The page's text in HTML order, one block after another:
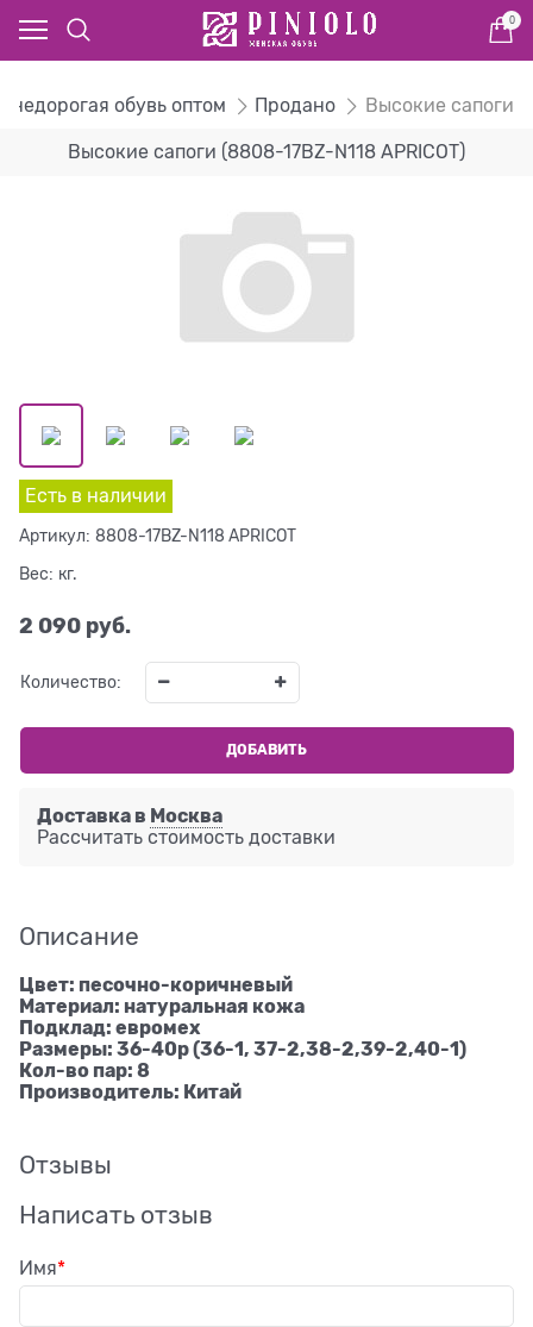
0
недорогая обувь оптом Продано Высокие сапоги
Высокие сапоги (8808-17BZ-N118 APRICOT)
Есть в наличии
Артикул: 8808-17BZ-N118 APRICOT
Вес: кг.
2 090 руб.
Количество:
ДОБАВИТЬ
Доставка в Москва
Рассчитать стоимость доставки
Описание
Цвет: песочно-коричневый
Материал: натуральная кожа
Подклад: евромех
Размеры: 36-40р (36-1, 37-2,38-2,39-2,40-1)
Кол-во пар: 8
Производитель: Китай
Отзывы
Написать отзыв
Имя